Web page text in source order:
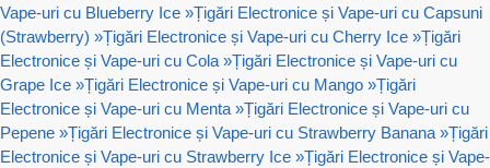
Vape-uri cu Blueberry Ice »Țigări Electronice și Vape-uri cu Capsuni
(Strawberry) »Țigări Electronice și Vape-uri cu Cherry Ice »Țigări
Electronice și Vape-uri cu Cola »Țigări Electronice și Vape-uri cu
Grape Ice »Țigări Electronice și Vape-uri cu Mango »Țigări
Electronice și Vape-uri cu Menta »Țigări Electronice și Vape-uri cu
Pepene »Țigări Electronice și Vape-uri cu Strawberry Banana »Țigări
Electronice și Vape-uri cu Strawberry Ice »Țigări Electronice și Vape-